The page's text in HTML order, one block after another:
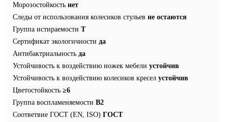
Морозостойкость нет
Следы от использования колесиков стульев не остаются
Группа истираемости T
Сертификат экологичности да
Антибактриальность да
Устойчивость к воздействию ножек мебели устойчив
Устойчивость к воздействию колесиков кресел устойчив
Цветостойкость ≥6
Группа воспламеняемости В2
Соответвие ГОСТ (EN, ISO) ГОСТ